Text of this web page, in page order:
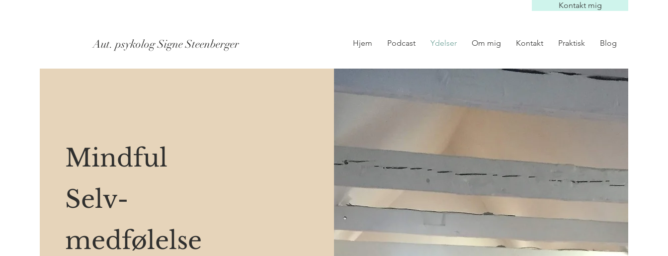
Kontakt mig
Hjem Podcast Ydelser Om mig Kontakt Praktisk Blog
Aut. psykolog Signe Steenberger
Mindful
Selv-
medfølelse